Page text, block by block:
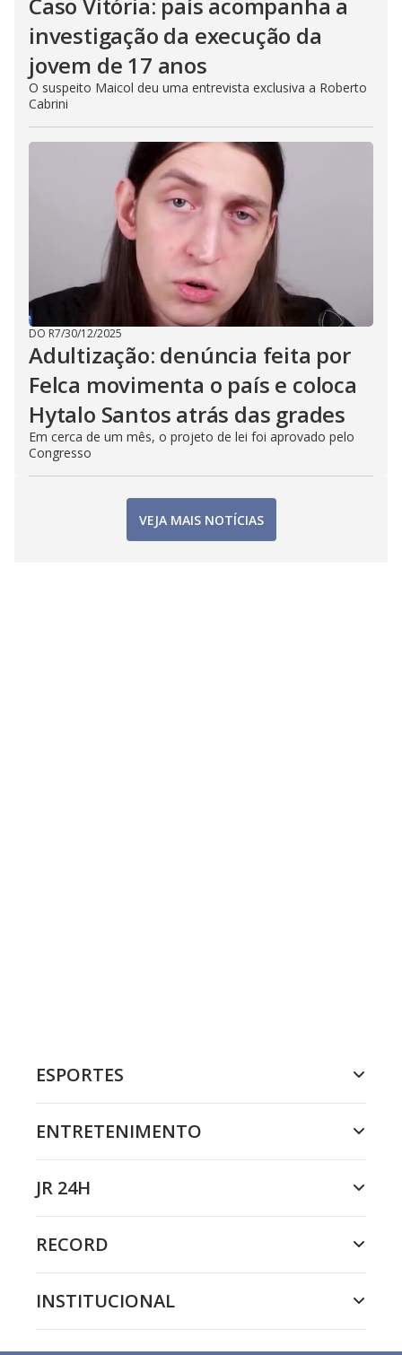
investigação da execução da
jovem de 17 anos
O suspeito Maicol deu uma entrevista exclusiva a Roberto
Cabrini
DO R7/30/12/2025
Adultização: denúncia feita por
Felca movimenta o país e coloca
Hytalo Santos atrás das grades
Em cerca de um mês, o projeto de lei foi aprovado pelo
Congresso
VEJA MAIS NOTÍCIAS
ESPORTES
ENTRETENIMENTO
JR 24H
RECORD
INSTITUCIONAL